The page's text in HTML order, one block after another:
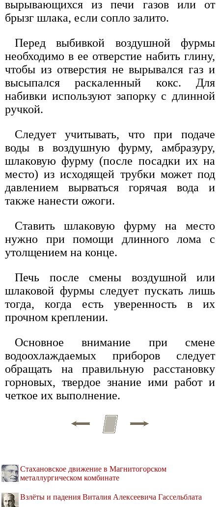
вырывающихся из печи газов или от
брызг шлака, если сопло залито.
Перед выбивкой воздушной фурмы
необходимо в ее отверстие набить глину,
чтобы из отверстия не вырывался газ и
высыпался раскаленный кокс. Для
набивки используют запорку с длинной
ручкой.
Следует учитывать, что при подаче
воды в воздушную фурму, амбразуру,
шлаковую фурму (после посадки их на
место) из исходящей трубки может под
давлением вырваться горячая вода и
также нанести ожоги.
Ставить шлаковую фурму на место
нужно при помощи длинного лома с
утолщением на конце.
Печь после смены воздушной или
шлаковой фурмы следует пускать лишь
тогда, когда есть уверенность в их
прочном креплении.
Основное внимание при смене
водоохлаждаемых приборов следует
обращать на правильную расстановку
горновых, твердое знание ими работ и
четкое их выполнение.
Стахановское движение в Магнитогорском
металлургическом комбинате
Взлёты и падения Виталия Алексеевича Гассельблата